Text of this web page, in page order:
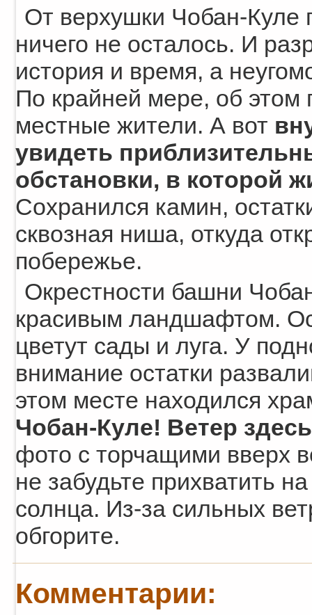
От верхушки Чобан-Куле
ничего не осталось. И
история и время, а
По крайней мере, об этом
местные жители. А вот
увидеть
обстановки, в которой
Сохранился камин,
сквозная ниша, откуда
побережье.
Окрестности башни
красивым ландшафтом.
цветут сады и луга. У
внимание остатки
этом месте находился
Чобан-Куле! Ветер
фото с торчащими вверх
не забудьте прихватить
солнца. Из-за сильных
обгорите.
Комментарии: